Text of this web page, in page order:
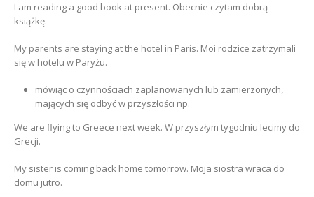
I am reading a good book at present. Obecnie czytam dobrą
książkę.
My parents are staying at the hotel in Paris. Moi rodzice zatrzymali
się w hotelu w Paryżu.
mówiąc o czynnościach zaplanowanych lub zamierzonych,
mających się odbyć w przyszłości np.
We are flying to Greece next week. W przyszłym tygodniu lecimy do
Grecji.
My sister is coming back home tomorrow. Moja siostra wraca do
domu jutro.